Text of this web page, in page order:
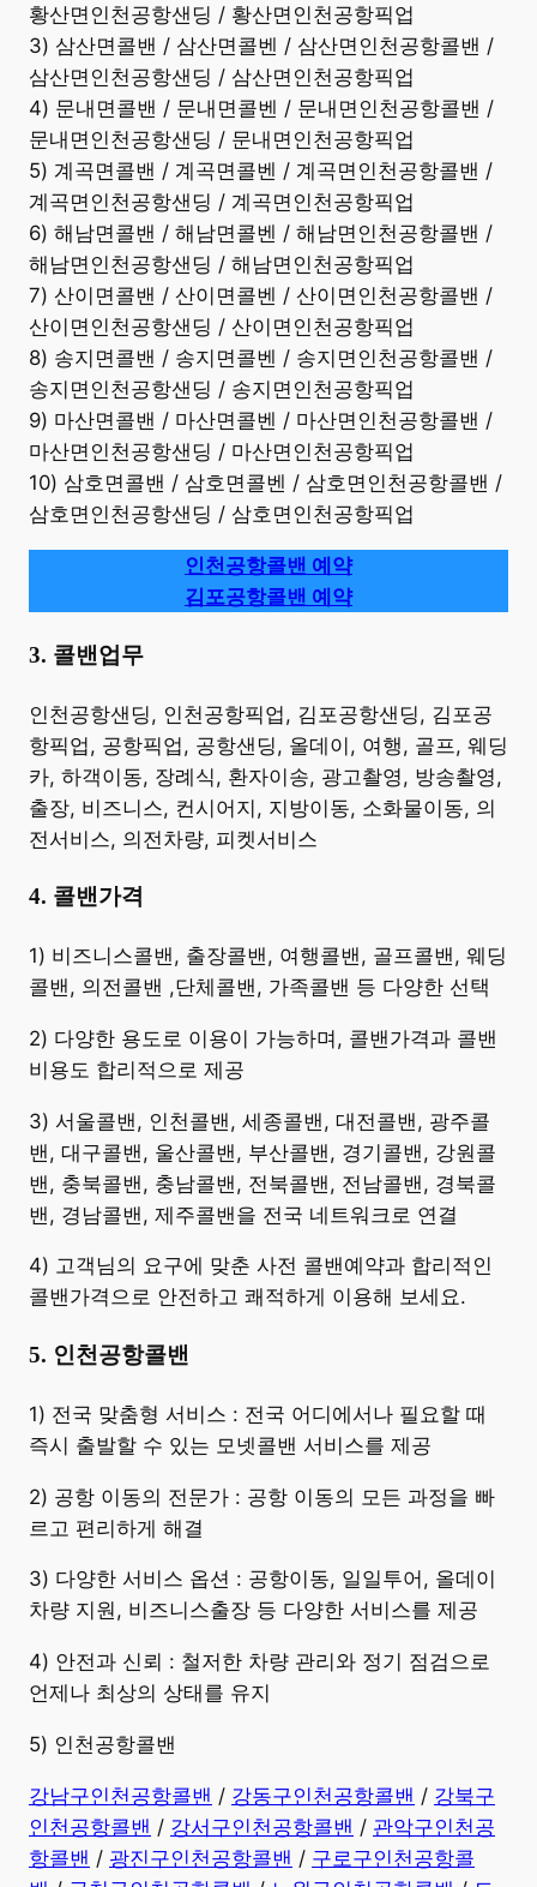
황산면인천공항샌딩 / 황산면인천공항픽업
3) 삼산면콜밴 / 삼산면콜벤 / 삼산면인천공항콜밴 /
삼산면인천공항샌딩 / 삼산면인천공항픽업
4) 문내면콜밴 / 문내면콜벤 / 문내면인천공항콜밴 /
문내면인천공항샌딩 / 문내면인천공항픽업
5) 계곡면콜밴 / 계곡면콜벤 / 계곡면인천공항콜밴 /
계곡면인천공항샌딩 / 계곡면인천공항픽업
6) 해남면콜밴 / 해남면콜벤 / 해남면인천공항콜밴 /
해남면인천공항샌딩 / 해남면인천공항픽업
7) 산이면콜밴 / 산이면콜벤 / 산이면인천공항콜밴 /
산이면인천공항샌딩 / 산이면인천공항픽업
8) 송지면콜밴 / 송지면콜벤 / 송지면인천공항콜밴 /
송지면인천공항샌딩 / 송지면인천공항픽업
9) 마산면콜밴 / 마산면콜벤 / 마산면인천공항콜밴 /
마산면인천공항샌딩 / 마산면인천공항픽업
10) 삼호면콜밴 / 삼호면콜벤 / 삼호면인천공항콜밴 /
삼호면인천공항샌딩 / 삼호면인천공항픽업
인천공항콜밴 예약
김포공항콜밴 예약
3. 콜밴업무
​인천공항샌딩, 인천공항픽업, 김포공항샌딩, 김포공
항픽업, 공항픽업, 공항샌딩, 올데이, 여행, 골프, 웨딩
카, 하객이동, 장례식, 환자이송, 광고촬영, 방송촬영,
출장, 비즈니스, 컨시어지, 지방이동, 소화물이동, 의
전서비스, 의전차량, 피켓서비스
4. 콜밴가격
​1) 비즈니스콜밴, 출장콜밴, 여행콜밴, 골프콜밴, 웨딩
콜밴, 의전콜밴 ,단체콜밴, 가족콜밴 등 다양한 선택
2) 다양한 용도로 이용이 가능하며, 콜밴가격과 콜밴
비용도 합리적으로 제공
3) 서울콜밴, 인천콜밴, 세종콜밴, 대전콜밴, 광주콜
밴, 대구콜밴, 울산콜밴, 부산콜밴, 경기콜밴, 강원콜
밴, 충북콜밴, 충남콜밴, 전북콜밴, 전남콜밴, 경북콜
밴, 경남콜밴, 제주콜밴을 전국 네트워크로 연결
4) 고객님의 요구에 맞춘 사전 콜밴예약과 합리적인
콜밴가격으로 안전하고 쾌적하게 이용해 보세요.
5. 인천공항콜밴
​1) 전국 맞춤형 서비스 : 전국 어디에서나 필요할 때
즉시 출발할 수 있는 모넷콜밴 서비스를 제공
2) 공항 이동의 전문가 : 공항 이동의 모든 과정을 빠
르고 편리하게 해결
3) 다양한 서비스 옵션 : 공항이동, 일일투어, 올데이
차량 지원, 비즈니스출장 등 다양한 서비스를 제공
4) 안전과 신뢰 : 철저한 차량 관리와 정기 점검으로
언제나 최상의 상태를 유지
5) 인천공항콜밴
강남구인천공항콜밴 / 강동구인천공항콜밴 / 강북구
인천공항콜밴 / 강서구인천공항콜밴 / 관악구인천공
항콜밴 / 광진구인천공항콜밴 / 구로구인천공항콜